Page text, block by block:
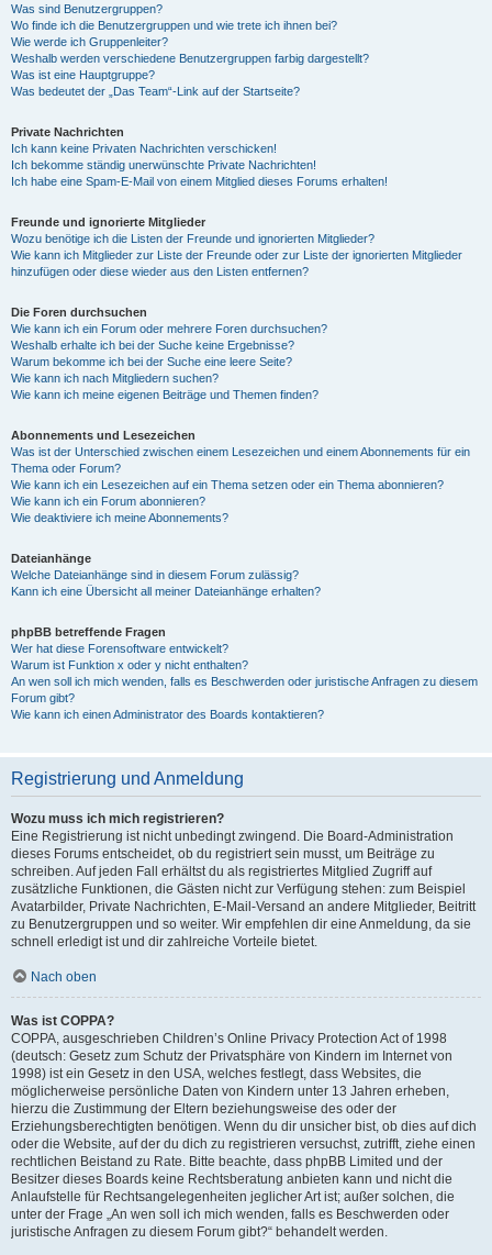
Was sind Benutzergruppen?
Wo finde ich die Benutzergruppen und wie trete ich ihnen bei?
Wie werde ich Gruppenleiter?
Weshalb werden verschiedene Benutzergruppen farbig dargestellt?
Was ist eine Hauptgruppe?
Was bedeutet der „Das Team“-Link auf der Startseite?
Private Nachrichten
Ich kann keine Privaten Nachrichten verschicken!
Ich bekomme ständig unerwünschte Private Nachrichten!
Ich habe eine Spam-E-Mail von einem Mitglied dieses Forums erhalten!
Freunde und ignorierte Mitglieder
Wozu benötige ich die Listen der Freunde und ignorierten Mitglieder?
Wie kann ich Mitglieder zur Liste der Freunde oder zur Liste der ignorierten Mitglieder
hinzufügen oder diese wieder aus den Listen entfernen?
Die Foren durchsuchen
Wie kann ich ein Forum oder mehrere Foren durchsuchen?
Weshalb erhalte ich bei der Suche keine Ergebnisse?
Warum bekomme ich bei der Suche eine leere Seite?
Wie kann ich nach Mitgliedern suchen?
Wie kann ich meine eigenen Beiträge und Themen finden?
Abonnements und Lesezeichen
Was ist der Unterschied zwischen einem Lesezeichen und einem Abonnements für ein
Thema oder Forum?
Wie kann ich ein Lesezeichen auf ein Thema setzen oder ein Thema abonnieren?
Wie kann ich ein Forum abonnieren?
Wie deaktiviere ich meine Abonnements?
Dateianhänge
Welche Dateianhänge sind in diesem Forum zulässig?
Kann ich eine Übersicht all meiner Dateianhänge erhalten?
phpBB betreffende Fragen
Wer hat diese Forensoftware entwickelt?
Warum ist Funktion x oder y nicht enthalten?
An wen soll ich mich wenden, falls es Beschwerden oder juristische Anfragen zu diesem
Forum gibt?
Wie kann ich einen Administrator des Boards kontaktieren?
Registrierung und Anmeldung
Wozu muss ich mich registrieren?
Eine Registrierung ist nicht unbedingt zwingend. Die Board-Administration
dieses Forums entscheidet, ob du registriert sein musst, um Beiträge zu
schreiben. Auf jeden Fall erhältst du als registriertes Mitglied Zugriff auf
zusätzliche Funktionen, die Gästen nicht zur Verfügung stehen: zum Beispiel
Avatarbilder, Private Nachrichten, E-Mail-Versand an andere Mitglieder, Beitritt
zu Benutzergruppen und so weiter. Wir empfehlen dir eine Anmeldung, da sie
schnell erledigt ist und dir zahlreiche Vorteile bietet.
Nach oben
Was ist COPPA?
COPPA, ausgeschrieben Children’s Online Privacy Protection Act of 1998
(deutsch: Gesetz zum Schutz der Privatsphäre von Kindern im Internet von
1998) ist ein Gesetz in den USA, welches festlegt, dass Websites, die
möglicherweise persönliche Daten von Kindern unter 13 Jahren erheben,
hierzu die Zustimmung der Eltern beziehungsweise des oder der
Erziehungsberechtigten benötigen. Wenn du dir unsicher bist, ob dies auf dich
oder die Website, auf der du dich zu registrieren versuchst, zutrifft, ziehe einen
rechtlichen Beistand zu Rate. Bitte beachte, dass phpBB Limited und der
Besitzer dieses Boards keine Rechtsberatung anbieten kann und nicht die
Anlaufstelle für Rechtsangelegenheiten jeglicher Art ist; außer solchen, die
unter der Frage „An wen soll ich mich wenden, falls es Beschwerden oder
juristische Anfragen zu diesem Forum gibt?“ behandelt werden.